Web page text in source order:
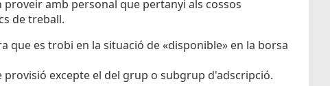
amb personal que pertanyi als cossos
de treball.
que es trobi en la situació de «disponible» en la borsa
excepte el del grup o subgrup d'adscripció.